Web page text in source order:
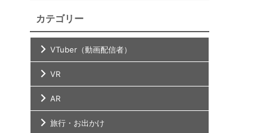
カテゴリー
VTuber（動画配信者）
VR
AR
旅行・お出かけ